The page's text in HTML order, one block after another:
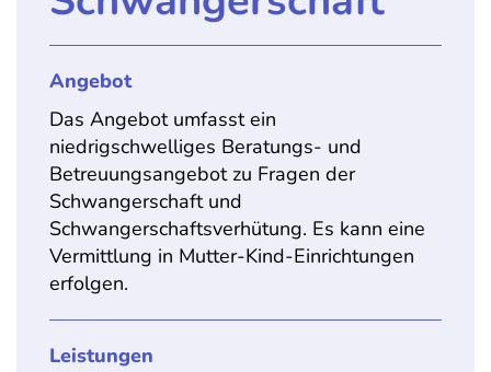
Angebot
Das Angebot umfasst ein
niedrigschwelliges Beratungs- und
Betreuungsangebot zu Fragen der
Schwangerschaft und
Schwangerschaftsverhütung. Es kann eine
Vermittlung in Mutter-Kind-Einrichtungen
erfolgen.
Leistungen